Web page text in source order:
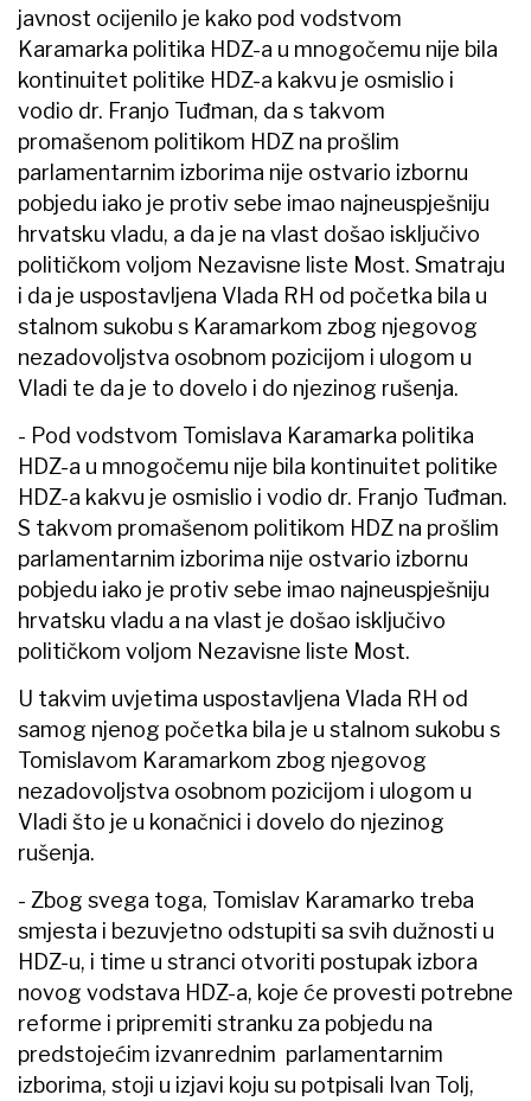
javnost ocijenilo je kako pod vodstvom
Karamarka politika HDZ-a u mnogočemu nije bila
kontinuitet politike HDZ-a kakvu je osmislio i
vodio dr. Franjo Tuđman, da s takvom
promašenom politikom HDZ na prošlim
parlamentarnim izborima nije ostvario izbornu
pobjedu iako je protiv sebe imao najneuspješniju
hrvatsku vladu, a da je na vlast došao isključivo
političkom voljom Nezavisne liste Most. Smatraju
i da je uspostavljena Vlada RH od početka bila u
stalnom sukobu s Karamarkom zbog njegovog
nezadovoljstva osobnom pozicijom i ulogom u
Vladi te da je to dovelo i do njezinog rušenja.
- Pod vodstvom Tomislava Karamarka politika
HDZ-a u mnogočemu nije bila kontinuitet politike
HDZ-a kakvu je osmislio i vodio dr. Franjo Tuđman.
S takvom promašenom politikom HDZ na prošlim
parlamentarnim izborima nije ostvario izbornu
pobjedu iako je protiv sebe imao najneuspješniju
hrvatsku vladu a na vlast je došao isključivo
političkom voljom Nezavisne liste Most.
U takvim uvjetima uspostavljena Vlada RH od
samog njenog početka bila je u stalnom sukobu s
Tomislavom Karamarkom zbog njegovog
nezadovoljstva osobnom pozicijom i ulogom u
Vladi što je u konačnici i dovelo do njezinog
rušenja.
- Zbog svega toga, Tomislav Karamarko treba
smjesta i bezuvjetno odstupiti sa svih dužnosti u
HDZ-u, i time u stranci otvoriti postupak izbora
novog vodstava HDZ-a, koje će provesti potrebne
reforme i pripremiti stranku za pobjedu na
predstojećim izvanrednim parlamentarnim
izborima, stoji u izjavi koju su potpisali Ivan Tolj,